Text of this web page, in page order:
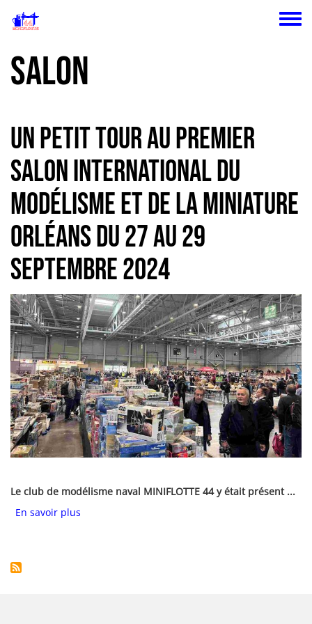
Salon
Un petit tour au premier
SALON INTERNATIONAL du
MODÉLISME et de la MINIATURE
Orléans du 27 au 29
septembre 2024
Actualités Image
Corps
Le club de modélisme naval MINIFLOTTE 44 y était présent ...
En savoir plus